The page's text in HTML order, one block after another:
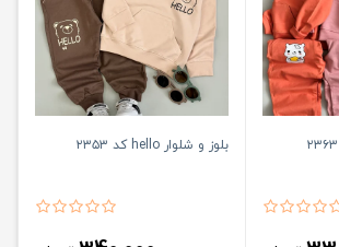
بلوز و شلوار hello کد ۲۳۵۳